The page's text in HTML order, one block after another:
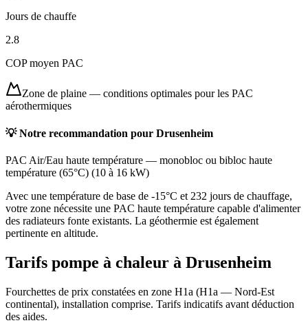
Jours de chauffe
2.8
COP moyen PAC
Zone de plaine — conditions optimales pour les PAC
aérothermiques
💡 Notre recommandation pour Drusenheim
PAC Air/Eau haute température — monobloc ou bibloc haute
température (65°C) (10 à 16 kW)
Avec une température de base de -15°C et 232 jours de chauffage,
votre zone nécessite une PAC haute température capable d'alimenter
des radiateurs fonte existants. La géothermie est également
pertinente en altitude.
Tarifs pompe à chaleur à Drusenheim
Fourchettes de prix constatées en zone H1a (H1a — Nord-Est
continental), installation comprise. Tarifs indicatifs avant déduction
des aides.